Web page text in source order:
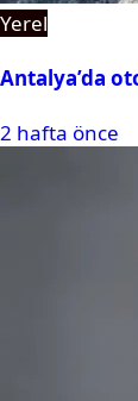
Yerel
Antalya’da
2 hafta önce